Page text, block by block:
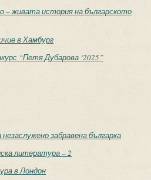
– живата история на българското
в Хамбург
“Петя Дубарова ‘2025”
забравена българка
литература – 2
в Лондон